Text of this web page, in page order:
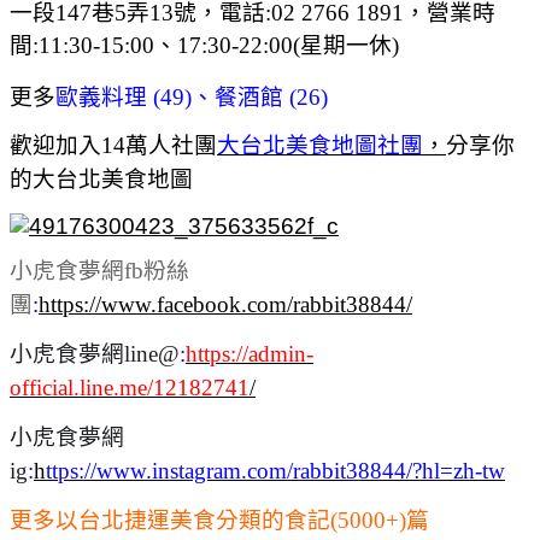
一段147巷5弄13號，電話:02 2766 1891，營業時
間:11:30-15:00、17:30-22:00(星期一休)
更多歐義料理 (49) 、 餐酒館 (26)
歡迎加入14萬人社團 大台北美食地圖社團 ， 分享你
的大台北美食地圖
小虎食夢網fb粉絲
團 :https://www.facebook.com/rabbit38844/
小虎食夢網line@:https://admin-
official.line.me/12182741/
小虎食夢網
ig:https://www.instagram.com/rabbit38844/?hl=zh-tw
更多以台北捷運美食分類的食記(5000+)篇